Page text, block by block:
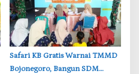
‎Safari KB Gratis Warnai TMMD
Bojonegoro, Bangun SDM